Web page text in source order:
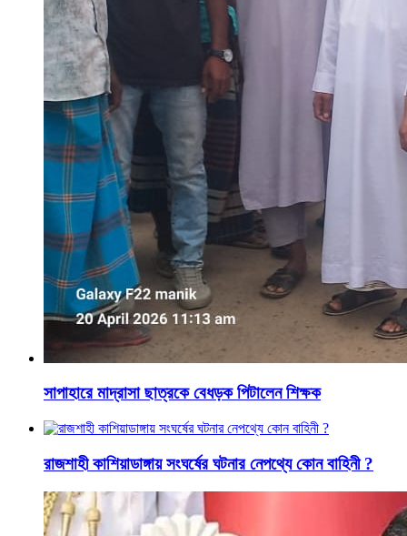
সাপাহারে মাদ্রাসা ছাত্রকে বেধড়ক পিটালেন শিক্ষক
রাজশাহী কাশিয়াডাঙ্গায় সংঘর্ষের ঘটনার নেপথ্যে কোন বাহিনী ?